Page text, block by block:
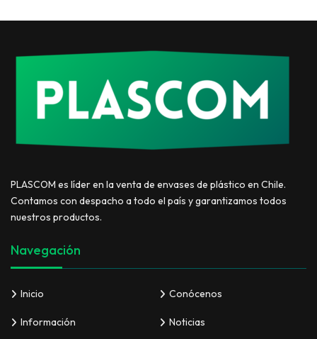
PLASCOM es líder en la venta de envases de plástico en Chile.
Contamos con despacho a todo el país y garantizamos todos
nuestros productos.
Navegación
Inicio Conócenos
Información Noticias